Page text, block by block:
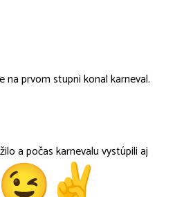
na prvom stupni konal karneval.
a počas karnevalu vystúpili aj